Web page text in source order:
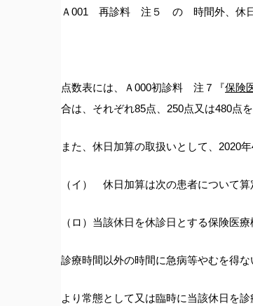
Ａ001 再診料 注５ の 時間外、休
点数表には、Ａ000初診料 注７『保険
合は、それぞれ85点、250点又は480点
また、休日加算の取扱いとして、
（イ） 休日加算は次の患者について算
（ロ）当該休日を休診日とする保険医
診療時間以外の時間に急病等やむを得
より常態として又は臨時に当該休日を